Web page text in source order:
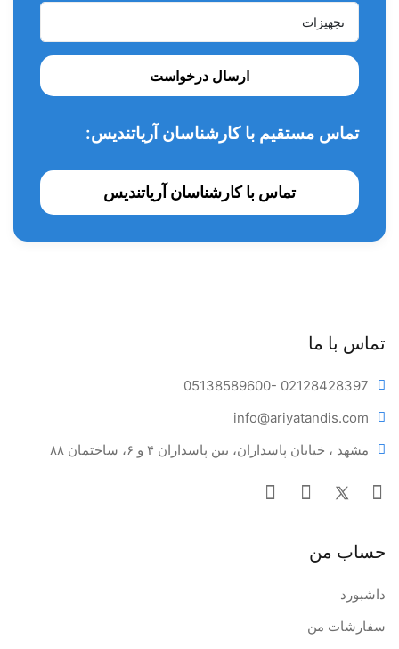
ارسال درخواست
تماس مستقیم با کارشناسان آریاتندیس:
تماس با کارشناسان آریاتندیس
تماس با ما
05138589600- 02128428397
info@ariyatandis.com
مشهد ، خیابان پاسداران، بین پاسداران ۴ و ۶، ساختمان ۸۸
حساب من
داشبورد
سفارشات من